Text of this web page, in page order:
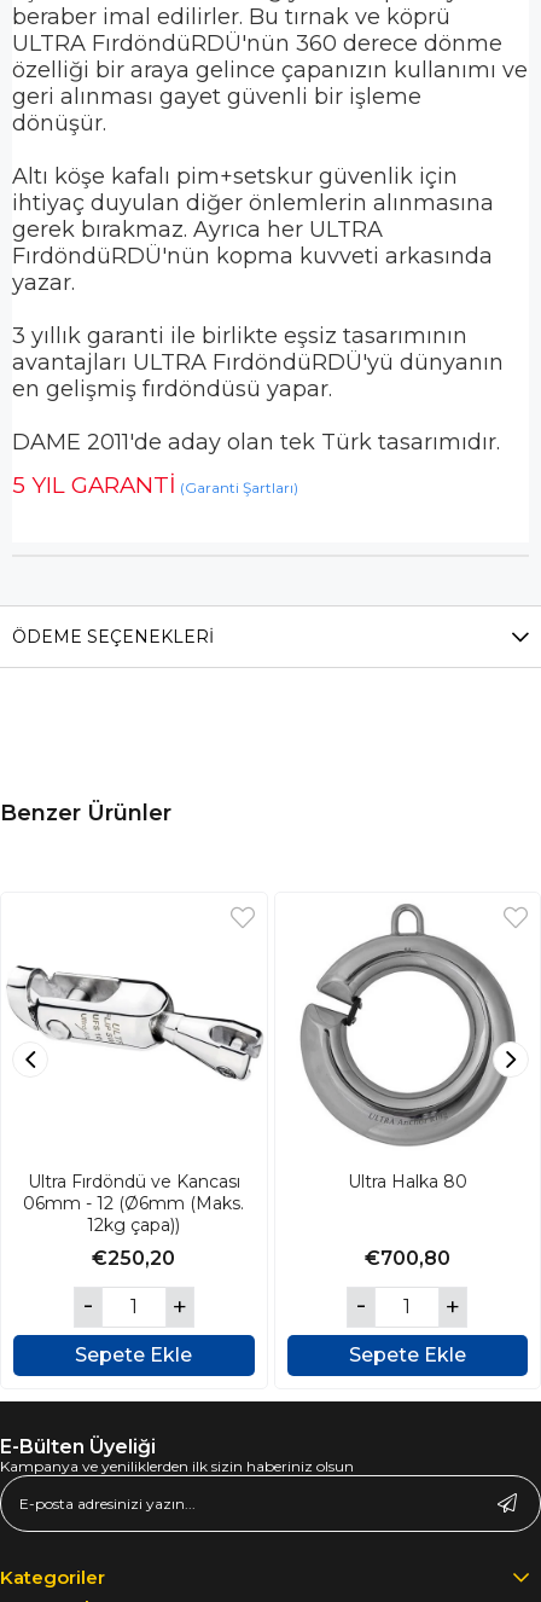
beraber imal edilirler. Bu tırnak ve köprü
ULTRA FırdöndüRDÜ'nün 360 derece dönme
özelliği bir araya gelince çapanızın kullanımı ve
geri alınması gayet güvenli bir işleme
dönüşür.
Altı köşe kafalı pim+setskur güvenlik için
ihtiyaç duyulan diğer önlemlerin alınmasına
gerek bırakmaz. Ayrıca her ULTRA
FırdöndüRDÜ'nün kopma kuvveti arkasında
yazar.
3 yıllık garanti ile birlikte eşsiz tasarımının
avantajları ULTRA FırdöndüRDÜ'yü dünyanın
en gelişmiş fırdöndüsü yapar.
DAME 2011'de aday olan tek Türk tasarımıdır.
5 YIL GARANTİ (Garanti Şartları)
ÖDEME SEÇENEKLERI
Benzer Ürünler
Ultra Fırdöndü ve Kancası
06mm - 12 (Ø6mm (Maks.
12kg çapa))
€250,20
Sepete Ekle
Ultra Halka 80
€700,80
Sepete Ekle
E-Bülten Üyeliği
Kampanya ve yeniliklerden ilk sizin haberiniz olsun
Kategoriler